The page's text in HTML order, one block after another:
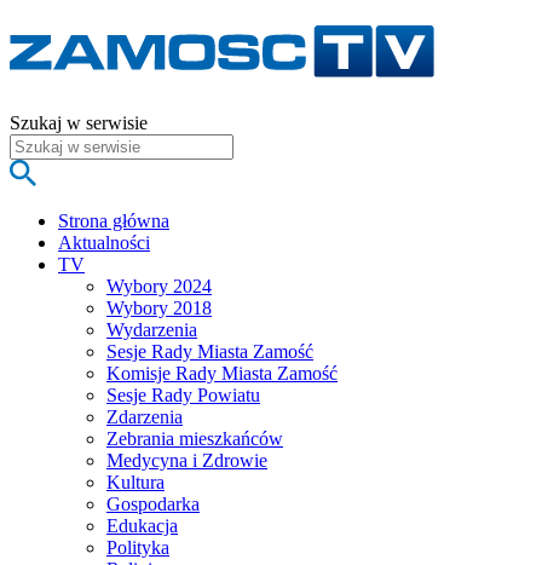
Szukaj w serwisie
Strona główna
Aktualności
TV
Wybory 2024
Wybory 2018
Wydarzenia
Sesje Rady Miasta Zamość
Komisje Rady Miasta Zamość
Sesje Rady Powiatu
Zdarzenia
Zebrania mieszkańców
Medycyna i Zdrowie
Kultura
Gospodarka
Edukacja
Polityka